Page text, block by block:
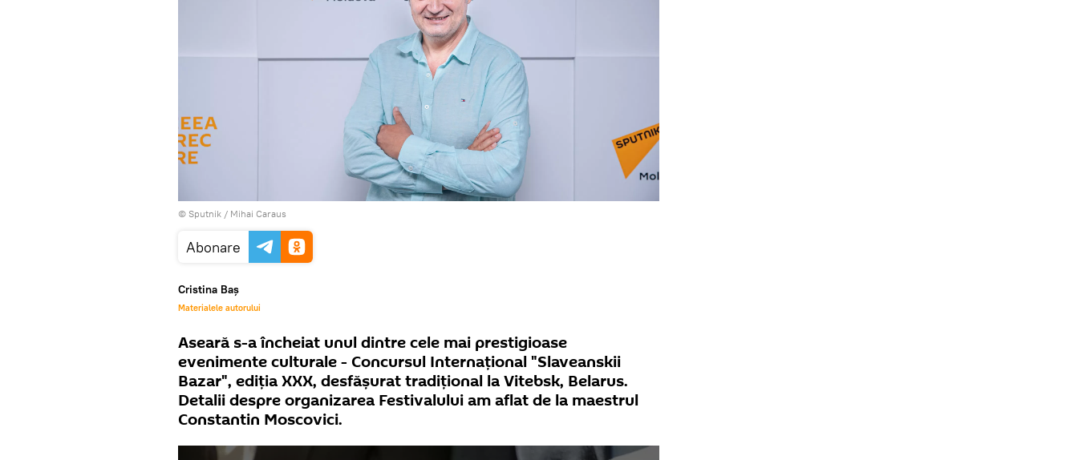
© Sputnik / Mihai Caraus
Abonare
Cristina Baș
Materialele autorului
Aseară s-a încheiat unul dintre cele mai prestigioase
evenimente culturale - Concursul Internațional "Slaveanskii
Bazar", ediția XXX, desfășurat tradițional la Vitebsk, Belarus.
Detalii despre organizarea Festivalului am aflat de la maestrul
Constantin Moscovici.